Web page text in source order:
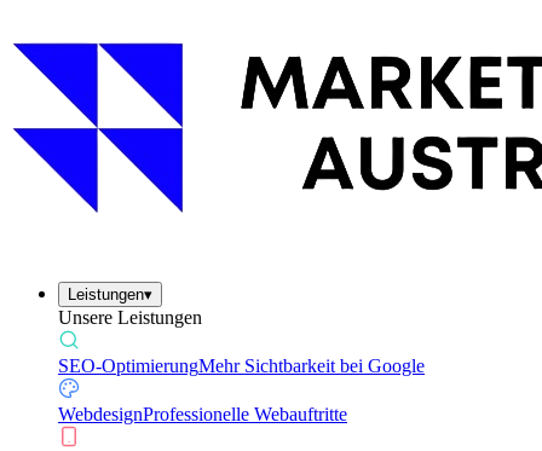
Leistungen▾
Unsere Leistungen
SEO-OptimierungMehr Sichtbarkeit bei Google
WebdesignProfessionelle Webauftritte